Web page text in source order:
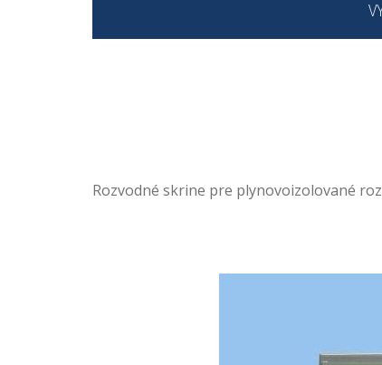
Rozvodné skrine pre plynovoizolované